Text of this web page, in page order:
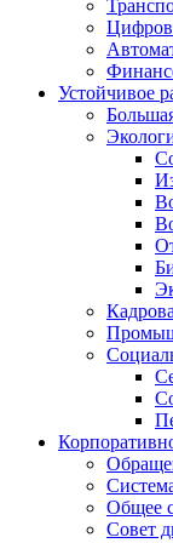
Устойчивое
Общее
Совет